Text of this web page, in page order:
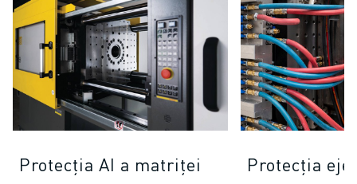
Protecția AI a matriței Protecția